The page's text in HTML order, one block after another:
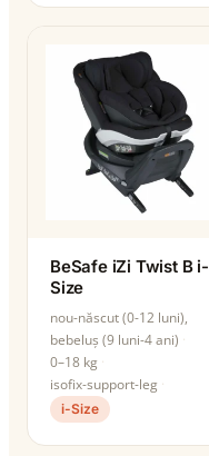
BeSafe iZi Twist B i-
Size
nou-născut (0-12 luni),
bebeluș (9 luni-4 ani)
0–18 kg
isofix-support-leg
i-Size